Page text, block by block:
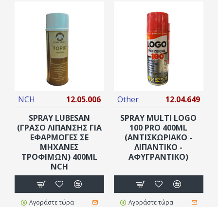
NCH
12.05.006
SPRAY LUBESAN
(ΓΡΆΣΟ ΛΊΠΑΝΣΗΣ ΓΙΑ
ΕΦΑΡΜΟΓΈΣ ΣΕ
ΜΗΧΑΝΈΣ
ΤΡΟΦΊΜΩΝ) 400ML
NCH
Αγοράστε τώρα
Other
12.04.649
SPRAY MULTI LOGO
100 PRO 400ML
(ΑΝΤΙΣΚΩΡΙΑΚΌ -
ΛΙΠΑΝΤΙΚΌ -
ΑΦΥΓΡΑΝΤΙΚΌ)
Αγοράστε τώρα